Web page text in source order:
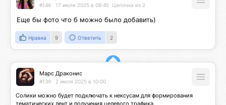
#146 17 июля 2025 в 09:45 Цепочка из 2
Еще бы фото что б можно было добавить)
Нравка 9 Ответить 2
Марс Драконис
#139 2 июля 2025 в 10:00
Солики можно будет подключать к нексусам для формирования
тематических лент и получения целевого трафика.